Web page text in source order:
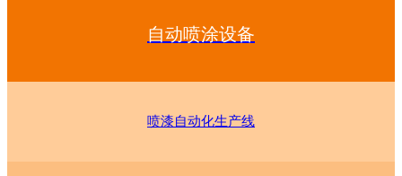
自动喷涂设备
喷漆自动化生产线